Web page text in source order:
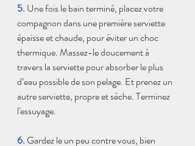
5. Une fois le bain terminé, placez votre
compagnon dans une première serviette
épaisse et chaude, pour éviter un choc
thermique. Massez-le doucement à
travers la serviette pour absorber le plus
d’eau possible de son pelage. Et prenez un
autre serviette, propre et sèche. Terminez
l'essuyage.
6. Gardez le un peu contre vous, bien